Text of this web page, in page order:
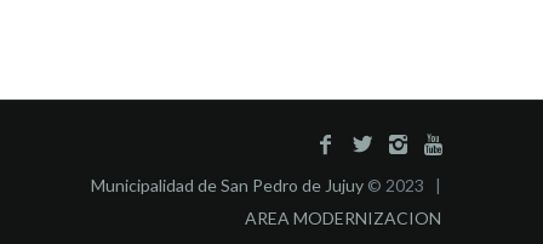
Municipalidad de San Pedro de Jujuy © 2023 |
AREA MODERNIZACION